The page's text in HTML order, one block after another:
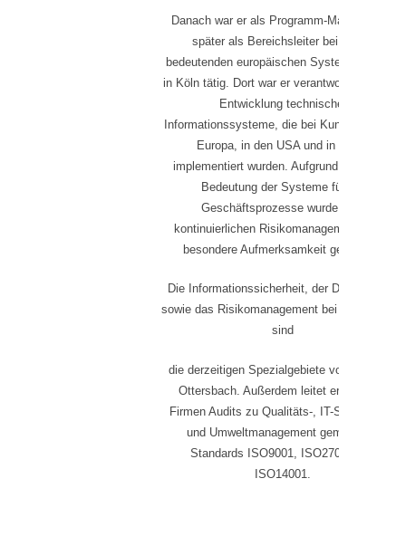
Danach war er als Programm-Manager und
später als Bereichsleiter bei einem
bedeutenden europäischen Systemintegrator
in Köln tätig. Dort war er verantwortlich für die
Entwicklung technischer
Informationssysteme, die bei Kunden in ganz
Europa, in den USA und in China
implementiert wurden. Aufgrund der hohen
Bedeutung der Systeme für die
Geschäftsprozesse wurde dem
kontinuierlichen Risikomanagement dabei
besondere Aufmerksamkeit gewidmet.
Die Informationssicherheit, der Datenschutz
sowie das Risikomanagement bei IT-Projekten
sind
die derzeitigen Spezialgebiete von Herrn Dr.
Ottersbach. Außerdem leitet er in vielen
Firmen Audits zu Qualitäts-, IT-Sicherheits-
und Umweltmanagement gemäß den
Standards ISO9001, ISO27001 und
ISO14001.